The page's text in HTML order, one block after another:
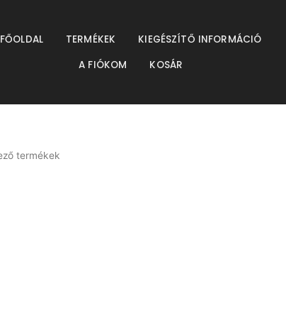
FŐOLDAL TERMÉKEK
KIEGÉSZÍTŐ INFORMÁCIÓ
A FIÓKOM
KOSÁR
termékek